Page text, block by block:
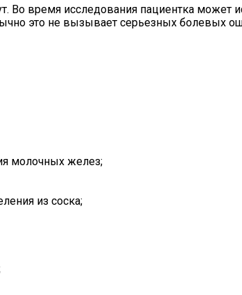
Во время исследования пациентка может
это не вызывает серьезных болевых
молочных желез;
из соска;